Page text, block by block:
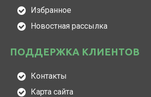
Избранное
Новостная рассылка
ПОДДЕРЖКА КЛИЕНТОВ
Контакты
Карта сайта